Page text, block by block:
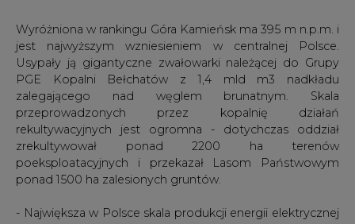
zalegającego nad węglem brunatnym. Skala
przeprowadzonych przez kopalnię działań
rekultywacyjnych jest ogromna - dotychczas oddział
zrekultywował ponad 2200 ha terenów
poeksploatacyjnych i przekazał Lasom Państwowym
ponad 1500 ha zalesionych gruntów.
- Największa w Polsce skala produkcji energii elektrycznej
w bełchatowskim kompleksie energetycznym przekłada
się na znaczne zobowiązania wobec środowiska
jednym z elementów prowadzonej przez spółkę PGE